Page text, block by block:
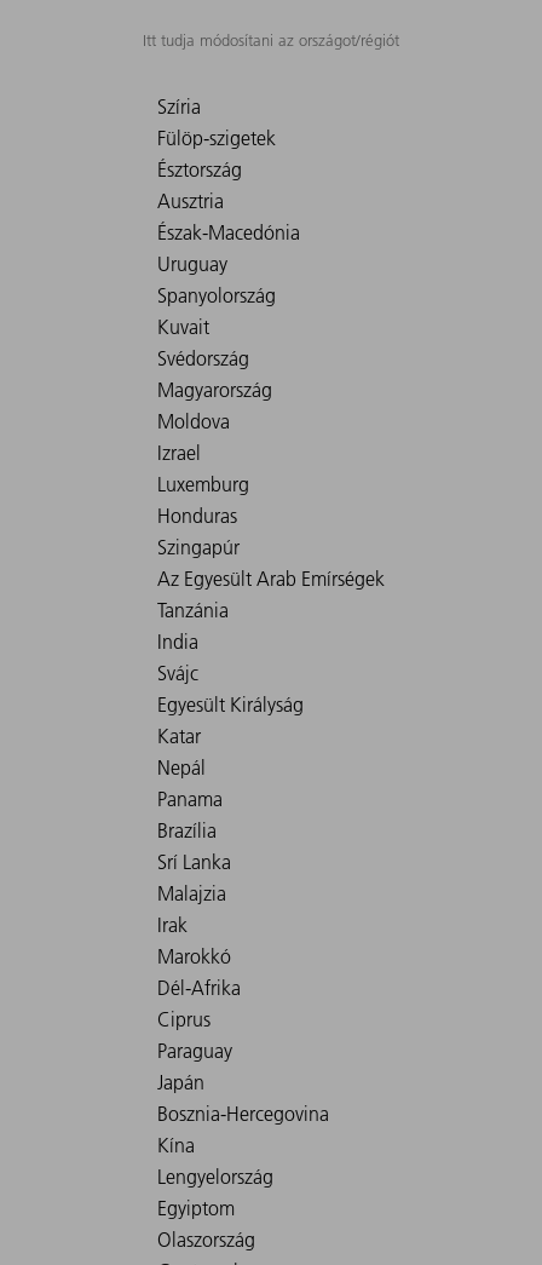
Itt tudja módosítani az országot/régiót